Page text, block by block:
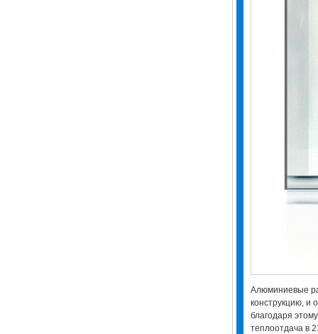
Алюминиевые
конструкцию, и
благодаря
теплоотдача в